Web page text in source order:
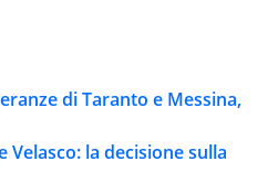
di Taranto e Messina,
la decisione sulla